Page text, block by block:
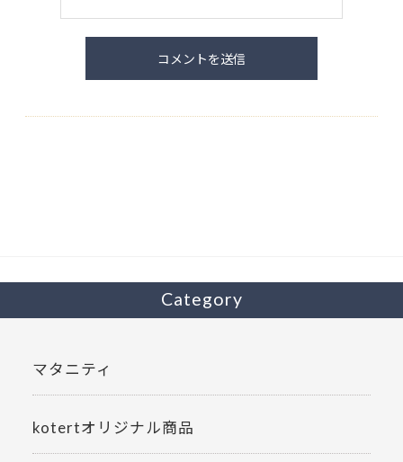
Category
マタニティ
kotertオリジナル商品